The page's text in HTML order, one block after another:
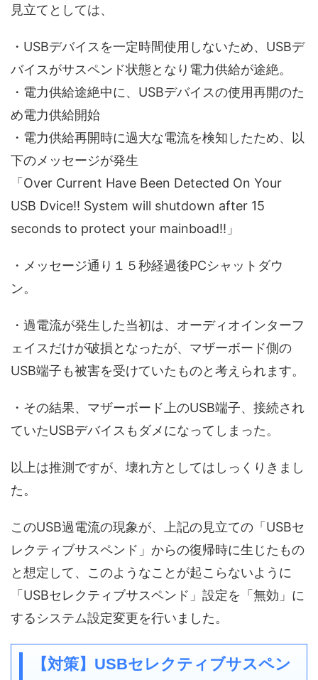
見立てとしては、
・USBデバイスを一定時間使用しないため、USBデ
バイスがサスペンド状態となり電力供給が途絶。
・電力供給途絶中に、USBデバイスの使用再開のた
め電力供給開始
・電力供給再開時に過大な電流を検知したため、以
下のメッセージが発生
「Over Current Have Been Detected On Your
USB Dvice!! System will shutdown after 15
seconds to protect your mainboad!!」
・メッセージ通り１５秒経過後PCシャットダウ
ン。
・過電流が発生した当初は、オーディオインターフ
ェイスだけが破損となったが、マザーボード側の
USB端子も被害を受けていたものと考えられます。
・その結果、マザーボード上のUSB端子、接続され
ていたUSBデバイスもダメになってしまった。
以上は推測ですが、壊れ方としてはしっくりきまし
た。
このUSB過電流の現象が、上記の見立ての「USBセ
レクティブサスペンド」からの復帰時に生じたもの
と想定して、このようなことが起こらないように
「USBセレクティブサスペンド」設定を「無効」に
するシステム設定変更を行いました。
【対策】USBセレクティブサスペン